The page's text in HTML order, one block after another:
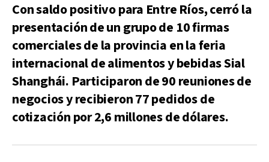
Con saldo positivo para Entre Ríos, cerró la
presentación de un grupo de 10 firmas
comerciales de la provincia en la feria
internacional de alimentos y bebidas Sial
Shanghái. Participaron de 90 reuniones de
negocios y recibieron 77 pedidos de
cotización por 2,6 millones de dólares.